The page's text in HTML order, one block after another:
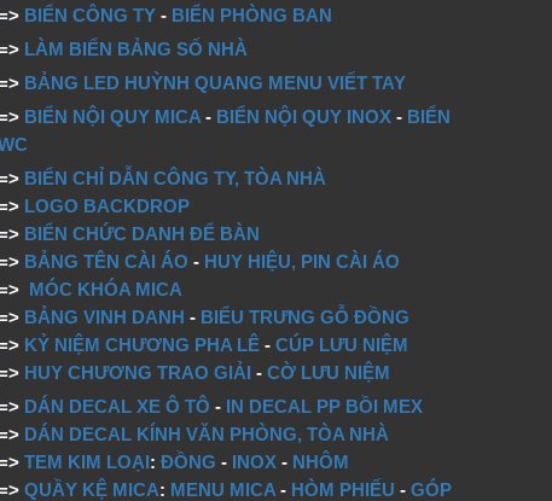
BIỂN CÔNG TY - BIỂN PHÒNG BAN
LÀM BIỂN BẢNG SỐ NHÀ
BẢNG LED HUỲNH QUANG MENU VIẾT TAY
BIỂN NỘI QUY MICA - BIỂN NỘI QUY INOX - BIỂN
BIỂN CHỈ DẪN CÔNG TY, TÒA NHÀ
LOGO BACKDROP
BIỂN CHỨC DANH ĐỂ BÀN
BẢNG TÊN CÀI ÁO - HUY HIỆU, PIN CÀI ÁO
MÓC KHÓA MICA
BẢNG VINH DANH - BIỂU TRƯNG GỖ ĐỒNG
KỶ NIỆM CHƯƠNG PHA LÊ -CÚP LƯU NIỆM
HUY CHƯƠNG TRAO GIẢI -CỜ LƯU NIỆM
DÁN DECAL XE Ô TÔ - IN DECAL PP BỒI MEX
DÁN DECAL KÍNH VĂN PHÒNG, TÒA NHÀ
TEM KIM LOẠI:ĐỒNG - INOX - NHÔM
QUẦY KỆ MICA: MENU MICA - HÒM PHIẾU -GÓP